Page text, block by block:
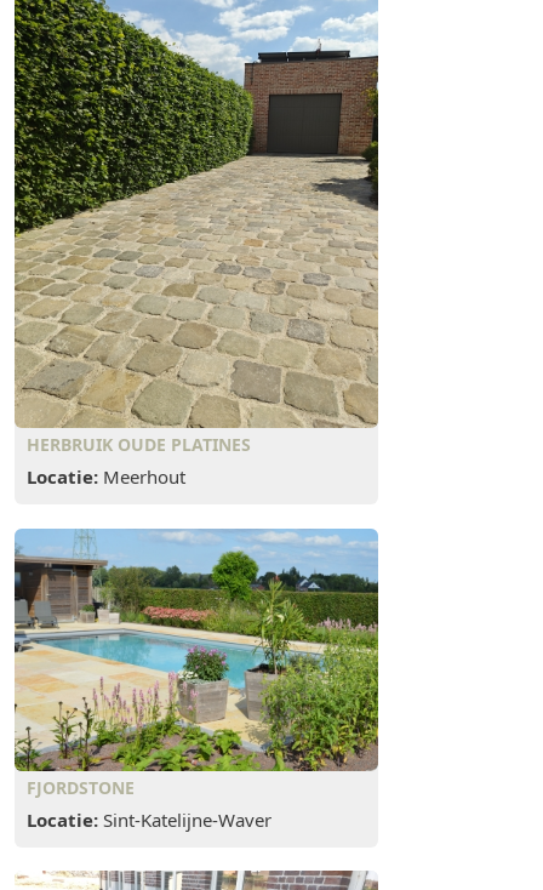
HERBRUIK OUDE PLATINES
Locatie: Meerhout
FJORDSTONE
Locatie: Sint-Katelijne-Waver